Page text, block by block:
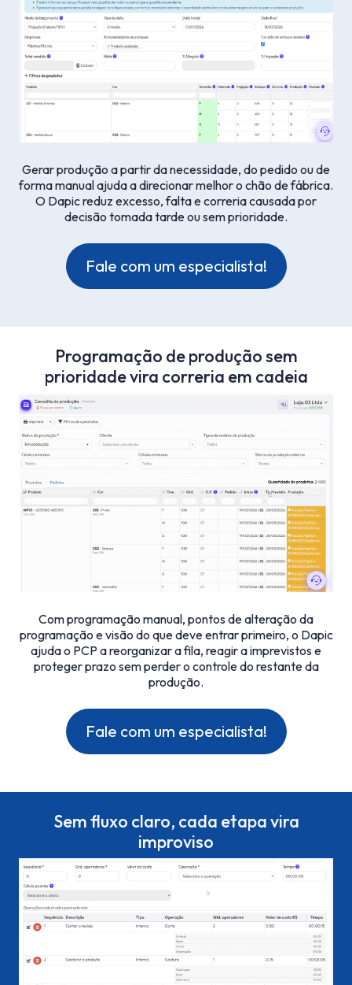
Gerar produção a partir da necessidade, do pedido ou de
forma manual ajuda a direcionar melhor o chão de fábrica.
O Dapic reduz excesso, falta e correria causada por
decisão tomada tarde ou sem prioridade.
Fale com um especialista!
Programação de produção sem
prioridade vira correria em cadeia
Com programação manual, pontos de alteração da
programação e visão do que deve entrar primeiro, o Dapic
ajuda o PCP a reorganizar a fila, reagir a imprevistos e
proteger prazo sem perder o controle do restante da
produção.
Fale com um especialista!
Sem fluxo claro, cada etapa vira
improviso